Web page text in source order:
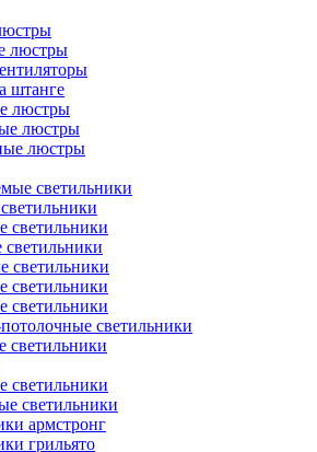
люстры
штанге
люстры
люстры
люстры
светильники
светильники
светильники
светильники
светильники
светильники
светильники
светильники
светильники
армстронг
грильято